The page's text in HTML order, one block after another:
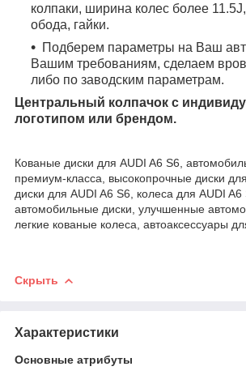
колпаки, ширина колес более
обода, гайки.
Подберем параметры на Ваш
Вашим требованиям, сделаем
либо по заводским параметрам.
Центральный колпачок с
логотипом или брендом.
Кованые диски для AUDI A6 S6,
премиум-класса, высокопрочные диски
диски для AUDI A6 S6, колеса для AUDI
автомобильные диски, улучшенные
легкие кованые колеса, автоаксессуары
Скрыть
Характеристики
Основные атрибуты